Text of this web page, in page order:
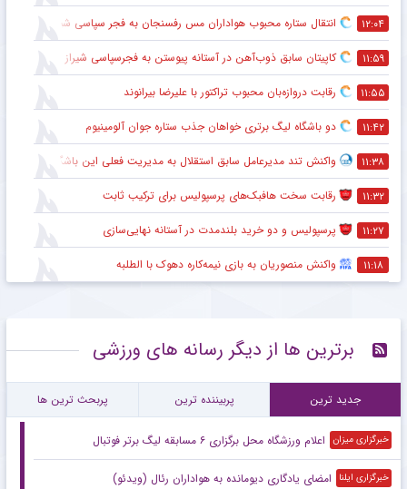
۱۲:۰۴ انتقال ستاره محبوب هواداران مس رفسنجان به فجر سپاسی شیراز
۱۱:۵۹ کاپیتان سابق ذوب‌آهن در آستانه پیوستن به فجرسپاسی شیراز
۱۱:۵۵ رقابت دروازه‌بان محبوب تراکتور با علیرضا بیرانوند
۱۱:۴۲ دو باشگاه لیگ برتری خواهان جذب ستاره جوان آلومینیوم
۱۱:۳۸ واکنش تند مدیرعامل سابق استقلال به مدیریت فعلی این باشگاه
۱۱:۳۲ رقابت سخت هافبک‌های پرسپولیس برای ترکیب ثابت
۱۱:۲۷ پرسپولیس و دو خرید بلندمدت در آستانه نهایی‌سازی
۱۱:۱۸ واکنش منصوریان به بازی نیمه‌کاره دهوک با الطلبه
برترین ها از دیگر رسانه های ورزشی
جدید ترین پربیننده ترین پربحث ترین ها
خبرگزاری میزان اعلام ورزشگاه محل برگزاری ۶ مسابقه لیگ برتر فوتبال
خبرگزاری ایلنا امضای یادگاری دیومانده به هواداران رئال (ویدئو)